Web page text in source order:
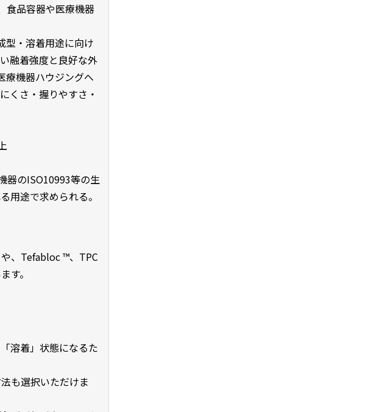
食品容器や医療機器
型・溶着用途に向け
融着強度と良好な外
療機器ハウジングへ
くさ・握りやすさ・
器のISO10993等の生
用途で求められる。
、Tefabloc ™、TPC
す。
溶着」状態になるた
も選択いただけま